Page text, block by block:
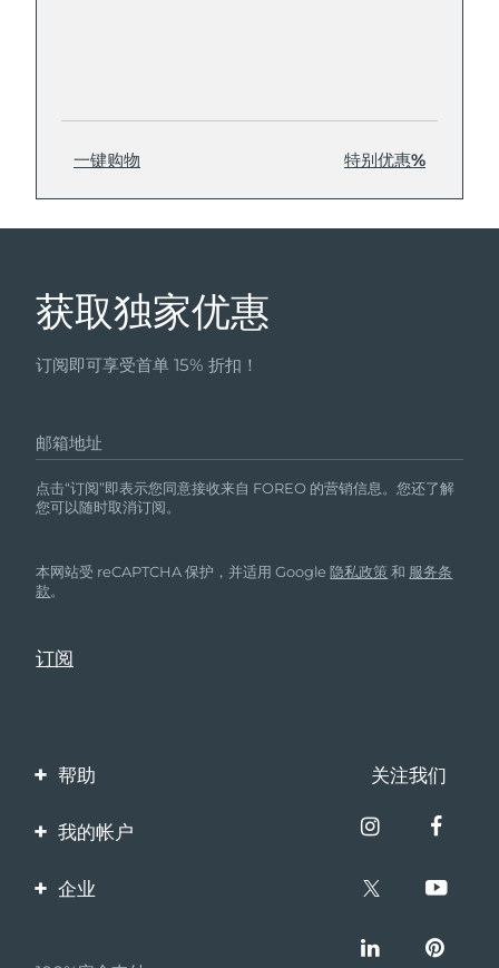
一键购物 特别优惠%
获取独家优惠
订阅即可享受首单 15% 折扣！
邮箱地址
点击“订阅”即表示您同意接收来自 FOREO 的营销信息。您还了解
您可以随时取消订阅。
本网站受 reCAPTCHA 保护，并适用 Google隐私政策 和 服务条
款。
帮助
联系我们
关注我们
我的帐户
产品注册
企业